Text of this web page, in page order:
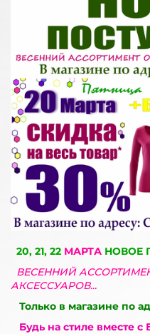
20, 21, 22 МАРТА НОВОЕ
ВЕСЕННИЙ
АКСЕССУАРОВ...
Только в магазине по
Будь на стиле вместе с